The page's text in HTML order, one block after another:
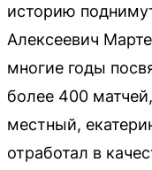
историю
Алексеевич
многие годы
более 400
местный,
отработал в